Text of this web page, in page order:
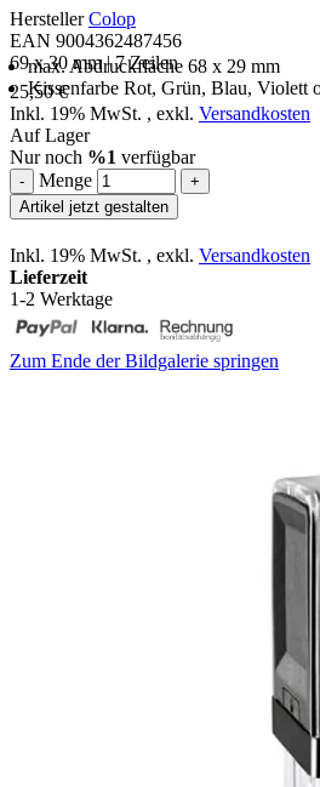
HerstellerColop
EAN 9004362487456
69 x 30 mm | 7 Zeilen
max. Abdruckfläche 68 x 29 mm
Kissenfarbe Rot, Grün, Blau, Violett
25,50 €
Inkl. 19% MwSt. , exkl. Versandkosten
Auf Lager
Nur noch %1 verfügbar
- Menge
+
Artikel jetzt gestalten
Inkl. 19% MwSt. , exkl. Versandkosten
Lieferzeit
1-2 Werktage
Zum Ende der Bildgalerie springen